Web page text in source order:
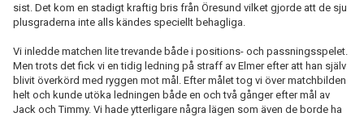
sist. Det kom en stadigt kraftig bris från Öresund vilket gjorde att de sju
plusgraderna inte alls kändes speciellt behagliga.
Vi inledde matchen lite trevande både i positions- och passningsspelet.
Men trots det fick vi en tidig ledning på straff av Elmer efter att han själv
blivit överkörd med ryggen mot mål. Efter målet tog vi över matchbilden
helt och kunde utöka ledningen både en och två gånger efter mål av
Jack och Timmy. Vi hade ytterligare några lägen som även de borde ha